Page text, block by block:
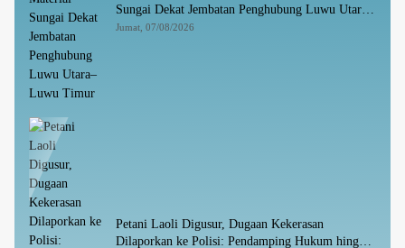
Sungai Dekat Jembatan Penghubung Luwu Utara–
Luwu Timur
Jumat, 07/08/2026
Petani Laoli Digusur, Dugaan Kekerasan
Dilaporkan ke Polisi: Pendamping Hukum hingga